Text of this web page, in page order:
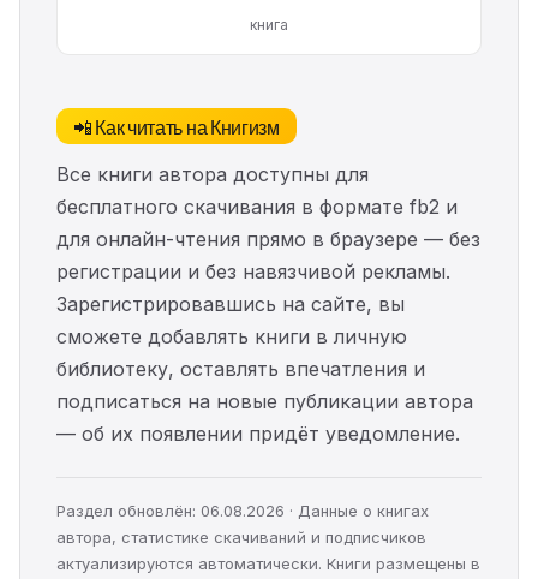
книга
📲 Как читать на Книгизм
Все книги автора доступны для
бесплатного скачивания в формате fb2 и
для онлайн-чтения прямо в браузере — без
регистрации и без навязчивой рекламы.
Зарегистрировавшись на сайте, вы
сможете добавлять книги в личную
библиотеку, оставлять впечатления и
подписаться на новые публикации автора
— об их появлении придёт уведомление.
Раздел обновлён: 06.08.2026 · Данные о книгах
автора, статистике скачиваний и подписчиков
актуализируются автоматически. Книги размещены в